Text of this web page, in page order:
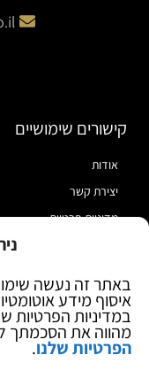
באתר זה נעשה שימוש
איסוף מידע
במדיניות
מהווה את הסכמתך
הפרטיות שלנו.
קישורים שימושיים
אודות
יצירת קשר
מדיניות פרטיות
בלוג